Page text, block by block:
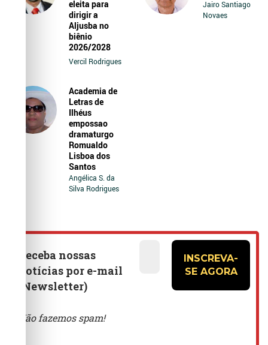
eleita para
dirigir a
Aljusba no
biênio
2026/2028
Vercil Rodrigues
Jairo Santiago
Novaes
Academia de
Letras de
Ilhéus
empossao
dramaturgo
Romualdo
Lisboa dos
Santos
Angélica S. da
Silva Rodrigues